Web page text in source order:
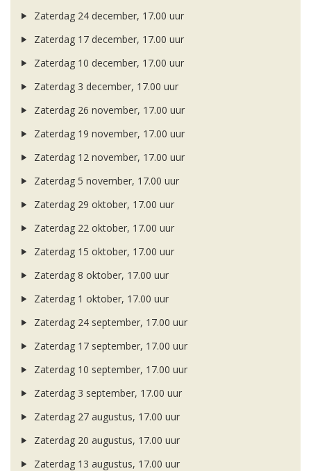
Zaterdag 24 december, 17.00 uur
Zaterdag 17 december, 17.00 uur
Zaterdag 10 december, 17.00 uur
Zaterdag 3 december, 17.00 uur
Zaterdag 26 november, 17.00 uur
Zaterdag 19 november, 17.00 uur
Zaterdag 12 november, 17.00 uur
Zaterdag 5 november, 17.00 uur
Zaterdag 29 oktober, 17.00 uur
Zaterdag 22 oktober, 17.00 uur
Zaterdag 15 oktober, 17.00 uur
Zaterdag 8 oktober, 17.00 uur
Zaterdag 1 oktober, 17.00 uur
Zaterdag 24 september, 17.00 uur
Zaterdag 17 september, 17.00 uur
Zaterdag 10 september, 17.00 uur
Zaterdag 3 september, 17.00 uur
Zaterdag 27 augustus, 17.00 uur
Zaterdag 20 augustus, 17.00 uur
Zaterdag 13 augustus, 17.00 uur